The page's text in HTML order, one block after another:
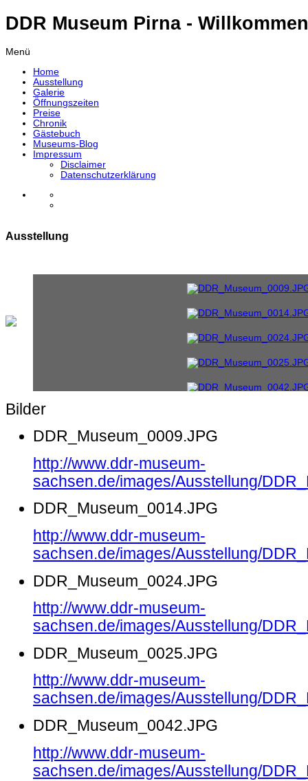
DDR Museum Pirna -
Menü
Home
Ausstellung
Galerie
Öffnungszeiten
Preise
Chronik
Gästebuch
Museums-Blog
Impressum
Disclaimer
Datenschutzerklärung
Ausstellung
Bilder
DDR_Museum_0009.JPG
http://www.ddr-museum-
sachsen.de/images/Ausstellung/
DDR_Museum_0014.JPG
http://www.ddr-museum-
sachsen.de/images/Ausstellung/
DDR_Museum_0024.JPG
http://www.ddr-museum-
sachsen.de/images/Ausstellung/
DDR_Museum_0025.JPG
http://www.ddr-museum-
sachsen.de/images/Ausstellung/
DDR_Museum_0042.JPG
http://www.ddr-museum-
sachsen.de/images/Ausstellung/